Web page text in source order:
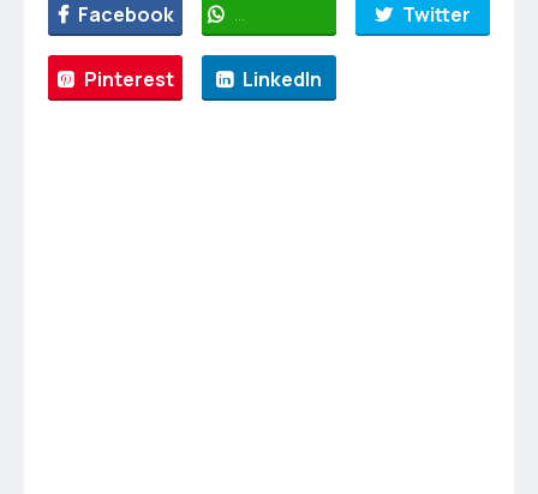
Facebook WhatsApp Twitter
Pinterest LinkedIn